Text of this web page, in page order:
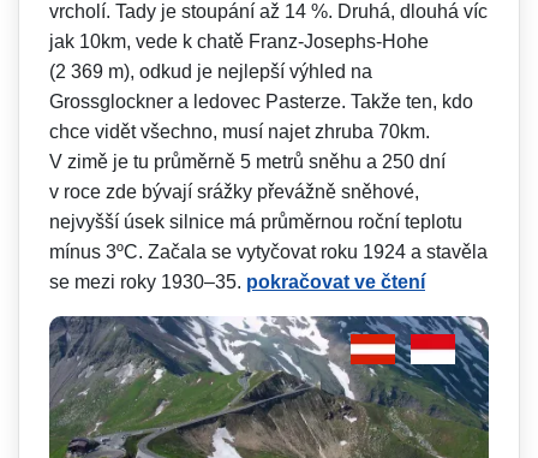
vrcholí. Tady je stoupání až 14 %. Druhá, dlouhá víc
jak 10km, vede k chatě Franz-Josephs-Hohe
(2 369 m), odkud je nejlepší výhled na
Grossglockner a ledovec Pasterze. Takže ten, kdo
chce vidět všechno, musí najet zhruba 70km.
V zimě je tu průměrně 5 metrů sněhu a 250 dní
v roce zde bývají srážky převážně sněhové,
nejvyšší úsek silnice má průměrnou roční teplotu
mínus 3ºC. Začala se vytyčovat roku 1924 a stavěla
se mezi roky 1930–35. pokračovat ve čtení